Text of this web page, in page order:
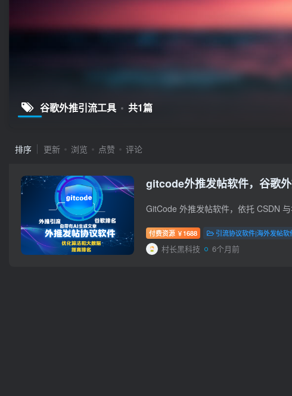
谷歌外推引流工具 共1篇
排序 更新 浏览 点赞 评论
gitcode外推发帖软件，谷歌
付费资源 ￥ 1688 引流协议软件|海外发帖
村长黑科技 6个月前